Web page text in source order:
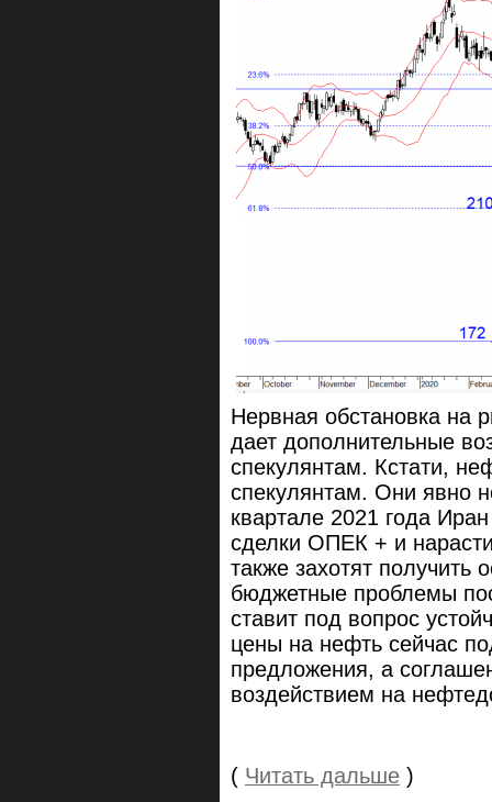
Нервная обстановка на
дает дополнительные
спекулянтам. Кстати,
спекулянтам. Они явно
квартале 2021 года
сделки ОПЕК + и
также захотят получить
бюджетные проблемы
ставит под вопрос
цены на нефть сейчас
предложения, а
воздействием на
( Читать дальше )